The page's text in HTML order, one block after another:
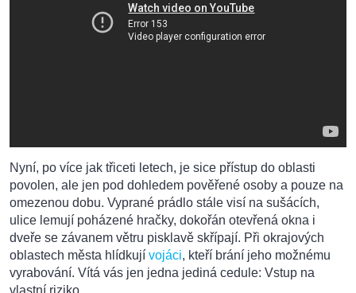
Nyní, po více jak třiceti letech, je sice přístup do oblasti
povolen, ale jen pod dohledem pověřené osoby a pouze na
omezenou dobu. Vyprané prádlo stále visí na sušácích,
ulice lemují poházené hračky, dokořán otevřená okna i
dveře se závanem větru pisklavě skřípají. Při okrajových
oblastech města hlídkují vojáci, kteří brání jeho možnému
vyrabování. Vítá vás jen jedna jediná cedule: Vstup na
vlastní riziko.